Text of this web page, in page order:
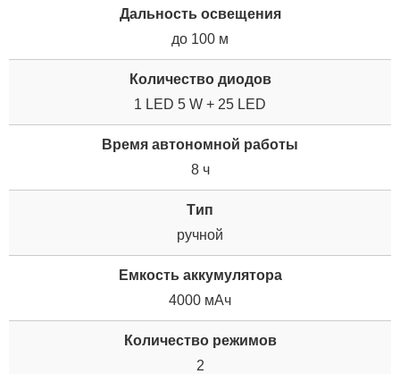
Дальность освещения
до 100 м
Количество диодов
1 LED 5 W + 25 LED
Время автономной работы
8 ч
Tип
ручной
Емкость аккумулятора
4000 мАч
Количество режимов
2